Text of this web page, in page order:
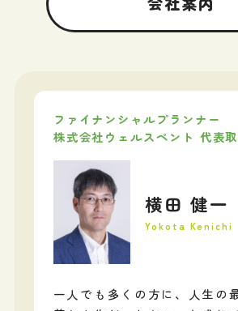
ファイナンシャルプランナー
株式会社ウェルスペント 代表
横田 健一
Yokota Kenichi
一人でも多くの方に、人生の